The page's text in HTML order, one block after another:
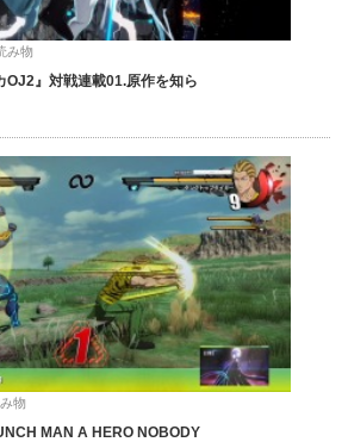
み物
OJ2』対戦連載01.原作を知ら
物
MAN A HERO NOBODY